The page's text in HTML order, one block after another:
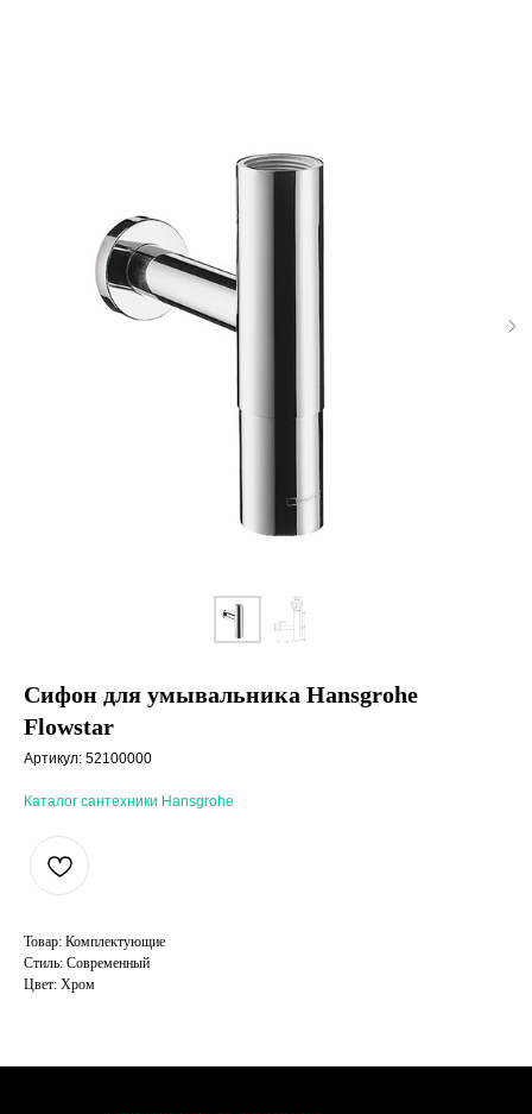
Сифон для умывальника Hansgrohe
Flowstar
Артикул: 52100000
Каталог сантехники Hansgrohe
Товар: Комплектующие
Стиль: Современный
Цвет: Хром